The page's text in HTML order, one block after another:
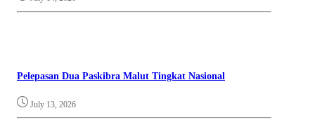
Pelepasan Dua Paskibra Malut Tingkat Nasional
July 13, 2026